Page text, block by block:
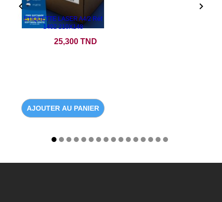
ETIQUETTE LASER A4/2 Réf
1402 210X148
25,300 TND
AJOUTER AU PANIER
 